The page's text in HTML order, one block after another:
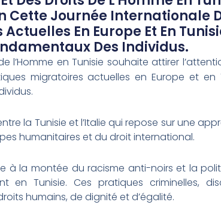
Cette Journée Internationale
En Europe Et En
Des Individus.
l’Homme en Tunisie souhaite attirer
migratoires actuelles en Europe et en
la Tunisie et l’Italie qui repose sur une
humanitaires et du droit international.
à la montée du racisme anti-noirs et la
en Tunisie. Ces pratiques criminelles,
humains, de dignité et d’égalité.